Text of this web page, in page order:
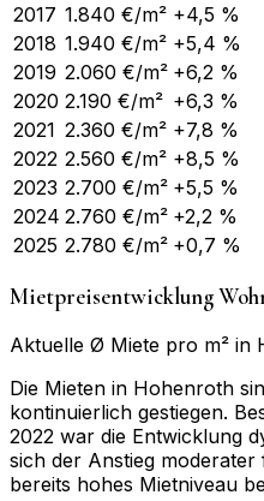
2017 1.840 €/m² +4,5 %
2018 1.940 €/m² +5,4 %
2019 2.060 €/m² +6,2 %
2020 2.190 €/m² +6,3 %
2021 2.360 €/m² +7,8 %
2022 2.560 €/m² +8,5 %
2023 2.700 €/m² +5,5 %
2024 2.760 €/m² +2,2 %
2025 2.780 €/m² +0,7 %
Mietpreisentwicklung
Aktuelle Ø Miete pro m² in
Die Mieten in Hohenroth
kontinuierlich gestiegen.
2022 war die Entwicklung
sich der Anstieg
bereits hohes Mietniveau